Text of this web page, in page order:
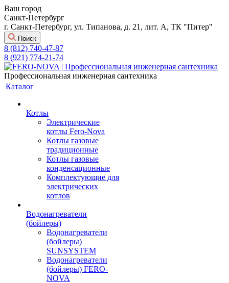
Ваш город
Санкт-Петербург
г. Санкт-Петербург, ул. Типанова, д. 21, лит. А, ТК "Питер"
Поиск
8 (812) 740-47-87
8 (921) 774-21-74
Профессиональная инженерная сантехника
Каталог
Котлы
Электрические
котлы Fero-Nova
Котлы газовые
традиционные
Котлы газовые
конденсационные
Комплектующие для
электрических
котлов
Водонагреватели
(бойлеры)
Водонагреватели
(бойлеры)
SUNSYSTEM
Водонагреватели
(бойлеры) FERO-
NOVA